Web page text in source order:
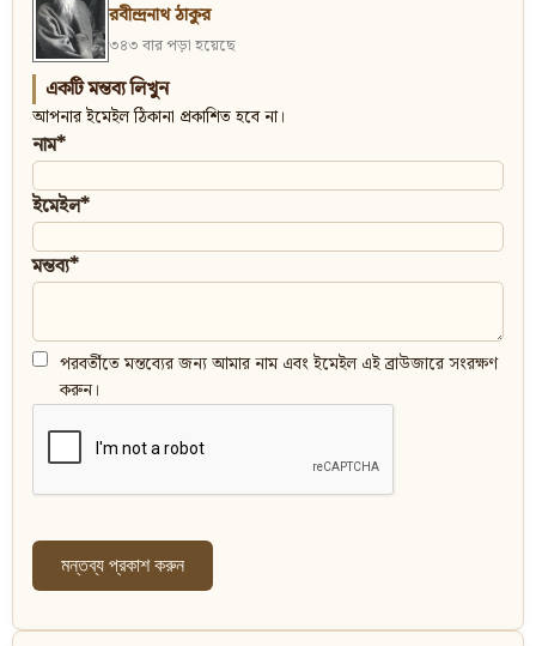
রবীন্দ্রনাথ ঠাকুর
৩৪৩ বার পড়া হয়েছে
একটি মন্তব্য লিখুন
আপনার ইমেইল ঠিকানা প্রকাশিত হবে না।
নাম*
ইমেইল*
মন্তব্য*
পরবর্তীতে মন্তব্যের জন্য আমার নাম এবং ইমেইল এই ব্রাউজারে সংরক্ষণ
করুন।